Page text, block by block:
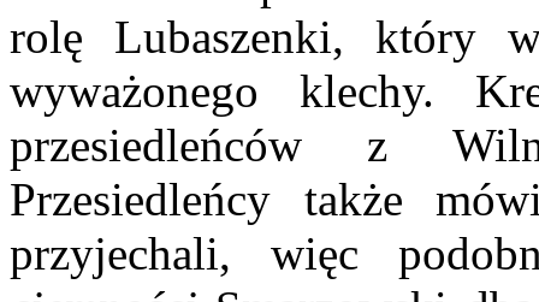
rolę Lubaszenki, który
wyważonego klechy.
przesiedleńców z
Przesiedleńcy także
przyjechali, więc